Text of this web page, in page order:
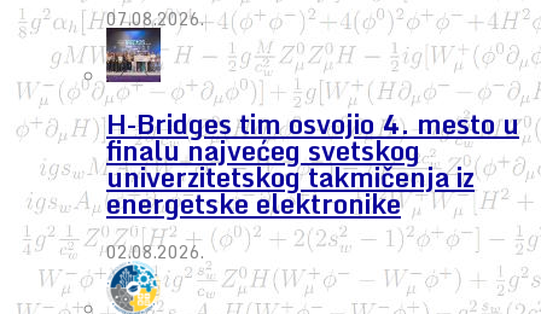
07.08.2026.
H-Bridges tim osvojio 4. mesto u
finalu najvećeg svetskog
univerzitetskog takmičenja iz
energetske elektronike
02.08.2026.